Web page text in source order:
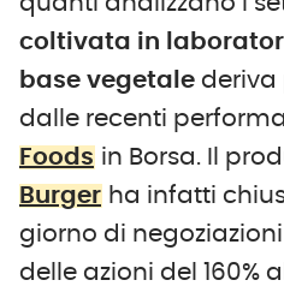
coltivata in
base vegetale deriva
dalle recenti
Foods in Borsa. Il
Burger ha infatti
giorno di
delle azioni del 160%